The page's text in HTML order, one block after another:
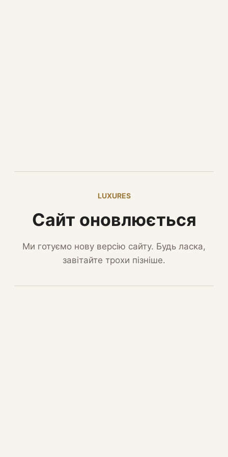
LUXURES
Сайт оновлюється
Ми готуємо нову версію сайту. Будь ласка,
завітайте трохи пізніше.